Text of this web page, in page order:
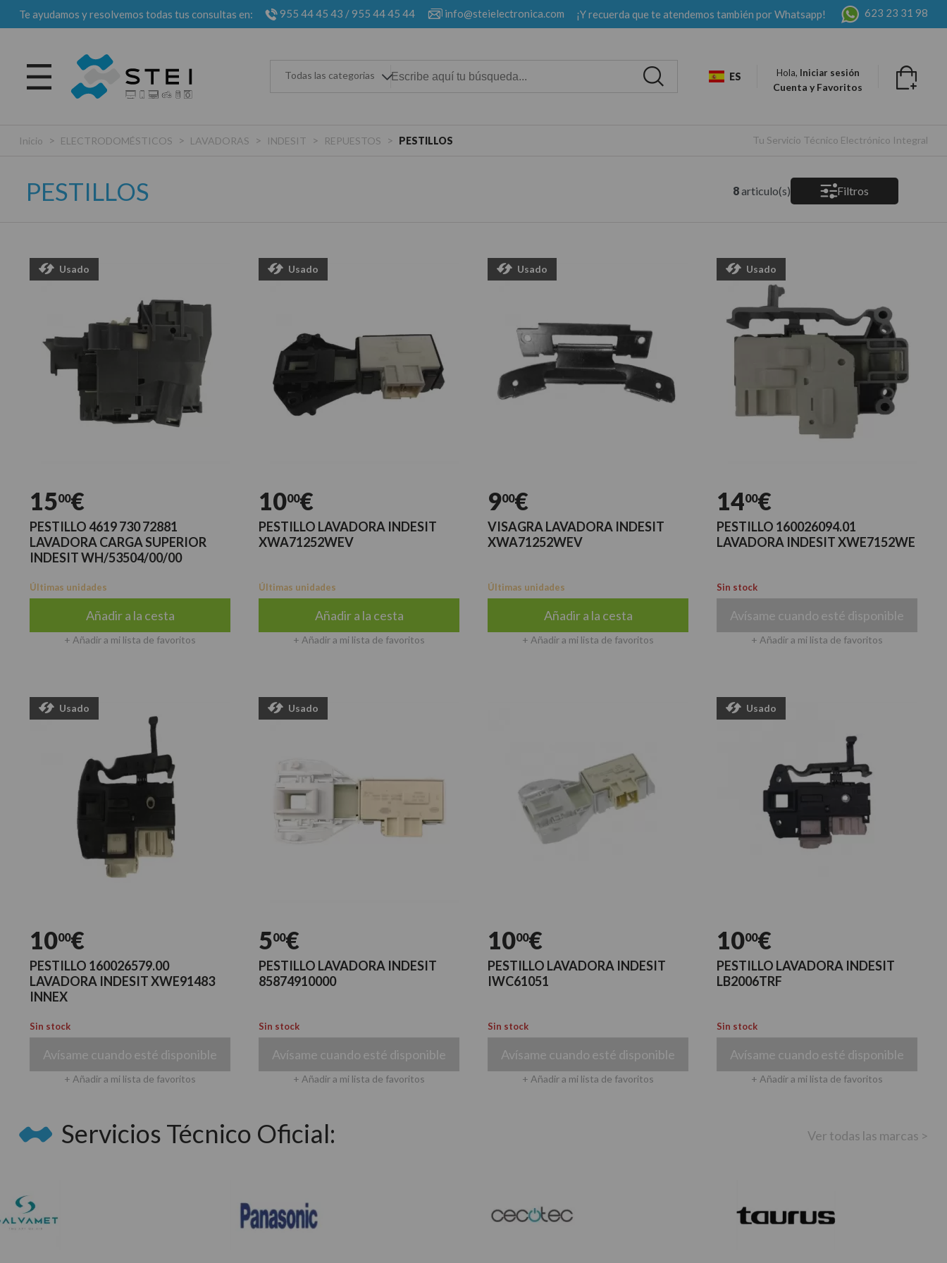
Te ayudamos y resolvemos todas tus consultas en: 955 44 45 43 /955 44 45 44 info@steielectronica.com ¡Y recuerda que te atendemos también por Whatsapp! 623 23 31 98
Todas las categorias ES Hola, Iniciar sesión
Cuenta y Favoritos
Inicio > ELECTRODOMÉSTICOS > LAVADORAS > INDESIT > REPUESTOS > PESTILLOS Tu Servicio Técnico Electrónico Integral
PESTILLOS 8articulo(s) Filtros
Usado
1500€
PESTILLO 4619 730 72881
LAVADORA CARGA SUPERIOR
INDESIT WH/53504/00/00
Últimas unidades
Añadir a la cesta
+ Añadir a mi lista de favoritos
Usado
1000€
PESTILLO LAVADORA INDESIT
XWA71252WEV
Últimas unidades
Añadir a la cesta
+ Añadir a mi lista de favoritos
Usado
900€
VISAGRA LAVADORA INDESIT
XWA71252WEV
Últimas unidades
Añadir a la cesta
+ Añadir a mi lista de favoritos
Usado
1400€
PESTILLO 160026094.01
LAVADORA INDESIT XWE7152WE
Sin stock
Avísame cuando esté disponible
+ Añadir a mi lista de favoritos
Usado
1000€
PESTILLO 160026579.00
LAVADORA INDESIT XWE91483
INNEX
Sin stock
Avísame cuando esté disponible
+ Añadir a mi lista de favoritos
Usado
500€
PESTILLO LAVADORA INDESIT
85874910000
Sin stock
Avísame cuando esté disponible
+ Añadir a mi lista de favoritos
1000€
PESTILLO LAVADORA INDESIT
IWC61051
Sin stock
Avísame cuando esté disponible
+ Añadir a mi lista de favoritos
Usado
1000€
PESTILLO LAVADORA INDESIT
LB2006TRF
Sin stock
Avísame cuando esté disponible
+ Añadir a mi lista de favoritos
Servicios Técnico Oficial: Ver todas las marcas >